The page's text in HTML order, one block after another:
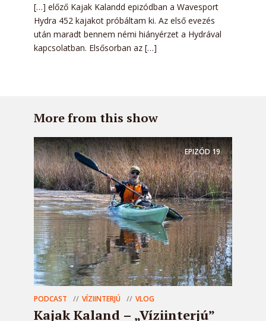
[…] előző Kajak Kalandd epizódban a Wavesport
Hydra 452 kajakot próbáltam ki. Az első evezés
után maradt bennem némi hiányérzet a Hydrával
kapcsolatban. Elsősorban az […]
More from this show
EPIZÓD19
PODCAST VÍZIINTERJÚ VLOG
Kajak Kaland – „Víziinterjú”